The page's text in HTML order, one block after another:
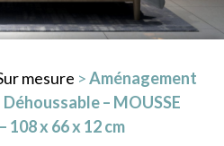
mesure >Aménagement
– MOUSSE
108 x 66 x 12 cm